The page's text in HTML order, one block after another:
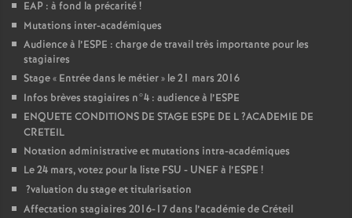
EAP : à fond la précarité!
Mutations inter-académiques
Audience à l’ESPE : charge de travail très importante pour les
stagiaires
Stage « Entrée dans le métier» le 21 mars 2016
Infos brèves stagiaires n°4 : audience à l’ESPE
ENQUETE CONDITIONS DE STAGE ESPE DE L?ACADEMIE DE
CRETEIL
Notation administrative et mutations intra-académiques
Le 24 mars, votez pour la liste FSU - UNEFà l’ESPE !
?valuation du stage et titularisation
Affectation stagiaires 2016-17 dans l’académie de Créteil